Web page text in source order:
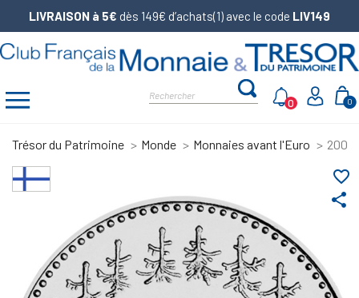
LIVRAISON à 5€ dès 149€ d’achats(1) avec le code LIV149
0
0
Trésor du Patrimoine Monde Monnaies avant l'Euro 200
share
favorite_border